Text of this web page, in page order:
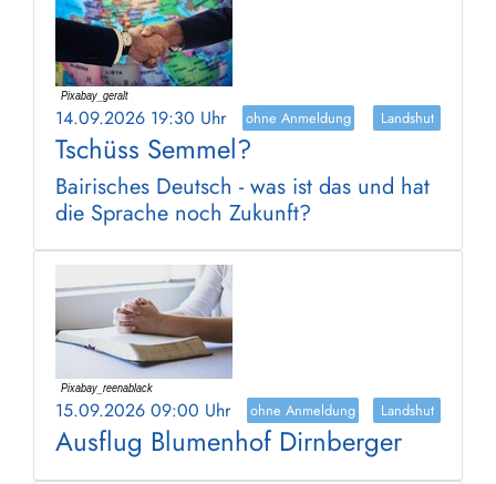
14.09.2026 19:30 Uhr ohne Anmeldung Landshut
Tschüss Semmel?
Bairisches Deutsch - was ist das und hat
die Sprache noch Zukunft?
15.09.2026 09:00 Uhr ohne Anmeldung Landshut
Ausflug Blumenhof Dirnberger